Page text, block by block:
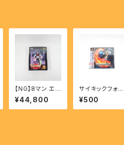
【NG】8マン エイ
トマン - 8MAN
EIGHTMAN
¥44,800
サイキックフォー
ス - PSYCHIC
FORCE 【PS】
¥500